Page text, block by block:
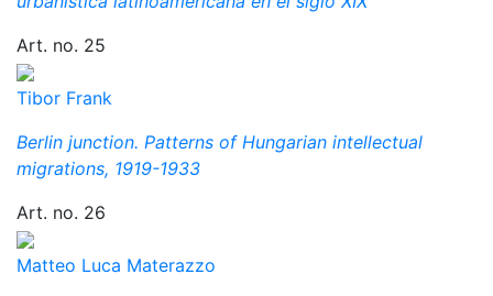
Art. no. 25
Tibor Frank
Berlin junction. Patterns of Hungarian intellectual
migrations, 1919-1933
Art. no. 26
Matteo Luca Materazzo